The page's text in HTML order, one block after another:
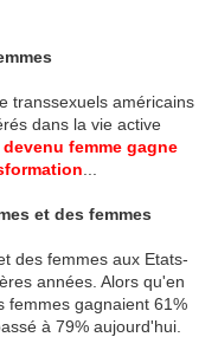
transsexuels américains
dans la vie active
femme gagne
et des femmes
des femmes aux Etats-
années. Alors qu'en
femmes gagnaient 61%
à 79% aujourd'hui.